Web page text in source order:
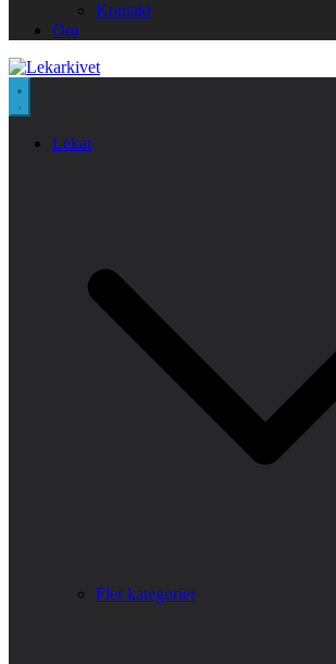
Kontakt
Om
Lekar
Fler kategorier